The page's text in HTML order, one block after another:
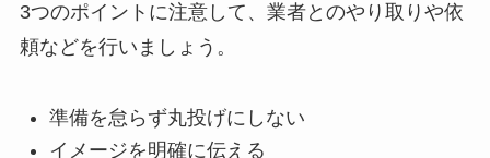
3つのポイントに注意して、業者とのやり取りや依
頼などを行いましょう。
準備を怠らず丸投げにしない
イメージを明確に伝える